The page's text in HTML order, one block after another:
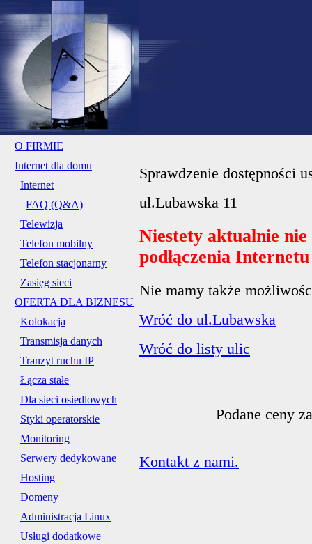
O FIRMIE
Internet dla domu
Internet
FAQ (Q&A)
Telewizja
Telefon mobilny
Telefon stacjonarny
Zasięg sieci
OFERTA DLA BIZNESU
Kolokacja
Transmisja danych
Tranzyt ruchu IP
Łącza stałe
Dla sieci osiedlowych
Styki operatorskie
Monitoring
Serwery dedykowane
Hosting
Domeny
Administracja Linux
Usługi dodatkowe
Sprawdzenie dostępności
ul.Lubawska 11
Niestety aktualnie
podłączenia
Nie mamy także
Wróć do ul.Lubawska
Wróć do listy ulic
Podane ceny
Kontakt z nami.